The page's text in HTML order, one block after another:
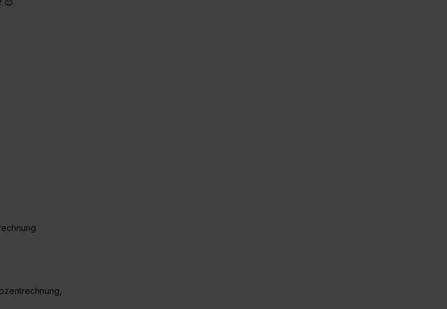
zu den einzelnen Cookies findest du durch Klick auf
😊